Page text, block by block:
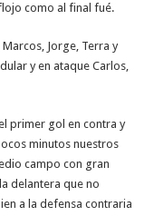
como al final fué.
Jorge, Terra y
y en ataque Carlos,
primer gol en contra y
minutos nuestros
campo con gran
delantera que no
a la defensa contraria